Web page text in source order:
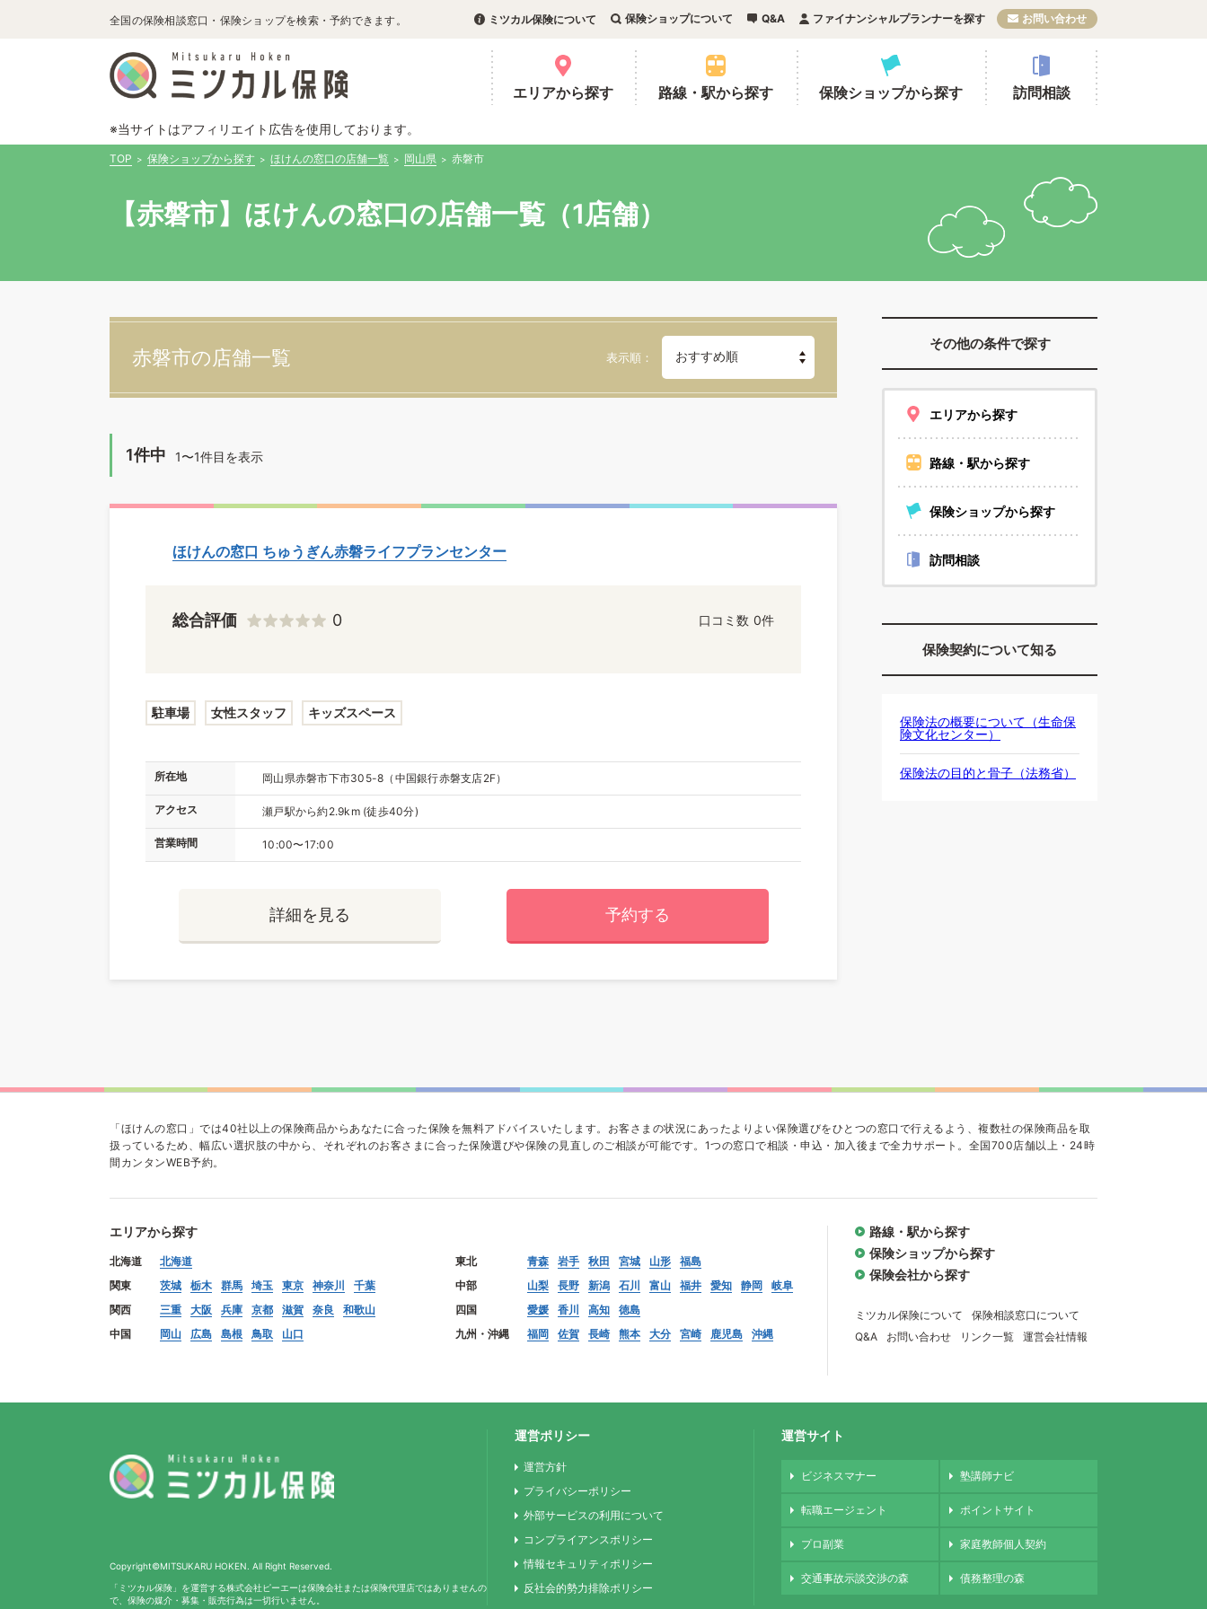
全国の保険相談窓口・保険ショップを検索・予約できます。 ミツカル保険について 保険ショップについて Q&A ファイナンシャルプランナーを探す お問い合わせ
エリアから探す 路線・駅から探す 保険ショップから探す 訪問相談
※当サイトはアフィリエイト広告を使用しております。
TOP 保険ショップから探す ほけんの窓口の店舗一覧 岡山県 赤磐市
【赤磐市】ほけんの窓口の店舗一覧（1店舗）
その他の条件で探す
エリアから探す
路線・駅から探す
保険ショップから探す
訪問相談
保険契約について知る
保険法の概要について（生命保
険文化センター）
保険法の目的と骨子（法務省）
赤磐市の店舗一覧 表示順
1件中 1〜1件目を表示
ほけんの窓口 ちゅうぎん赤磐ライフプランセンター
総合評価 0 口コミ数 0件
駐車場 女性スタッフ キッズスペース
所在地 岡山県赤磐市下市305-8（中国銀行赤磐支店2F）
アクセス 瀬戸駅から約2.9km (徒歩40分)
営業時間 10:00〜17:00
詳細を見る 予約する
「ほけんの窓口」では40社以上の保険商品からあなたに合った保険を無料アドバイスいたします。お客さまの状況にあったよりよい保険選びをひとつの窓口で行えるよう、複数社の保険商品を取
扱っているため、幅広い選択肢の中から、それぞれのお客さまに合った保険選びや保険の見直しのご相談が可能です。1つの窓口で相談・申込・加入後まで全力サポート。全国700店舗以上・24時
間カンタンWEB予約。
エリアから探す
北海道 北海道 東北 青森 岩手 秋田 宮城 山形
福島
関東
茨城 栃木 群馬 埼玉 東京 神奈川 千葉 中部 山梨 長野 新潟 石川 富山 福井 愛知 静岡
岐阜
関西
三重 大阪 兵庫 京都 滋賀 奈良 和歌山 四国 愛媛 香川 高知
徳島
中国
岡山 広島 島根 鳥取 山口 九州・沖縄 福岡 佐賀 長崎 熊本 大分 宮崎 鹿児島 沖縄
路線・駅から探す
保険ショップから探す
保険会社から探す
ミツカル保険について
保険相談窓口について
Q&A
お問い合わせ リンク一覧 運営会社情報
Copyright©MITSUKARU HOKEN. All Right Reserved.
「ミツカル保険」を運営する株式会社ピーエーは保険会社または保険代理店ではありませんの
で、保険の媒介・募集・販売行為は一切行いません。
運営ポリシー
運営方針
プライバシーポリシー
外部サービスの利用について
コンプライアンスポリシー
情報セキュリティポリシー
反社会的勢力排除ポリシー
運営サイト
ビジネスマナー 塾講師ナビ
転職エージェント ポイントサイト
プロ副業 家庭教師個人契約
交通事故示談交渉の森 債務整理の森